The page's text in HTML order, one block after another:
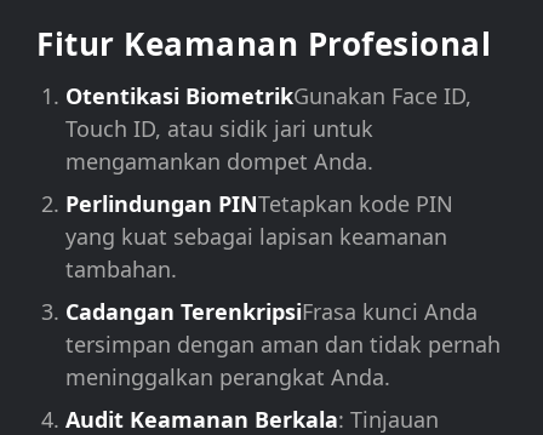
Fitur Keamanan Profesional
Otentikasi BiometrikGunakan Face ID,
Touch ID, atau sidik jari untuk
mengamankan dompet Anda.
Perlindungan PINTetapkan kode PIN
yang kuat sebagai lapisan keamanan
tambahan.
Cadangan TerenkripsiFrasa kunci Anda
tersimpan dengan aman dan tidak pernah
meninggalkan perangkat Anda.
Audit Keamanan Berkala: Tinjauan